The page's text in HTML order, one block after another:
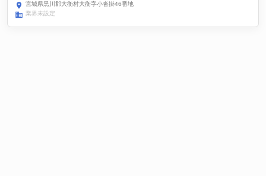
宮城県黒川郡大衡村大衡字小沓掛46番地
業界未設定